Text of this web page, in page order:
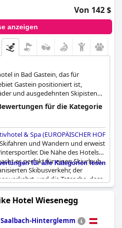
Von 142 $
anzeigen
in Bad Gastein, das für
Gastein positioniert ist,
und ausgedehnten Skipisten
für die Kategorie
& Spa (EUROPÄISCHER HOF
und Wandern und erweist
Die Nähe des Hotels
es perfekt für einen Skiurlaub.
Skibusverkehr, der
verkehrt, und die Tatsache, dass
vor dem Hotel befindet.
kostenlosen Shuttleservice
Skifahrer noch attraktiver
für alle Kategorien lesen
Hotel Wiesenegg
Saalbach-Hinterglemm